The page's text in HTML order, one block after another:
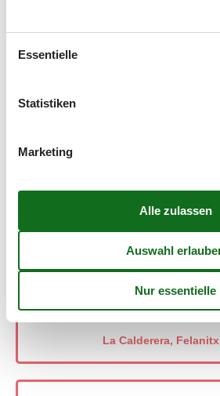
La Cala De Mijas
La Calderera, Felanitx
Essentielle
Statistiken
Marketing